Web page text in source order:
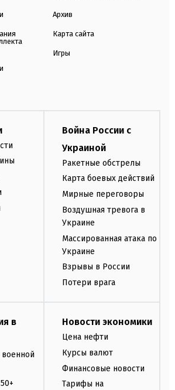
Архив
Карта сайта
Игры
Война России с
Украиной
Ракетные обстрелы
Карта боевых действий
Мирные переговоры
Воздушная тревога в
Украине
Массированная атака по
Украине
Взрывы в России
Потери врага
в
Новости экономики
Цена нефти
Курсы валют
Финансовые новости
Тарифы на